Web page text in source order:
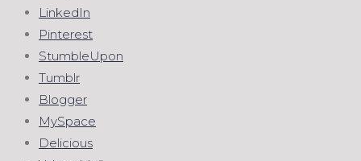
LinkedIn
Pinterest
StumbleUpon
Tumblr
Blogger
MySpace
Delicious